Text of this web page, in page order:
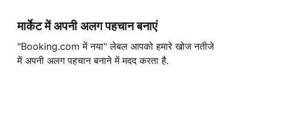
मार्केट में अपनी अलग पहचान बनाएं
"Booking.com में नया" लेबल आपको हमारे खोज नतीजे
में अपनी अलग पहचान बनाने में मदद करता है.